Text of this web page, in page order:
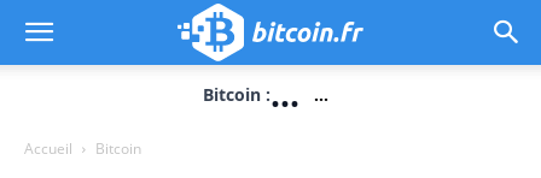
Bitcoin :... ...
Accueil Bitcoin